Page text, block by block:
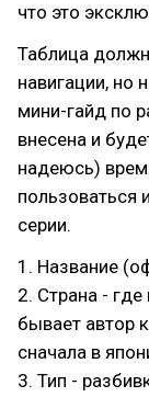
что это
Таблица
навигации, но
мини-гайд по
внесена и
надеюсь)
пользоваться
серии.
1. Название
2. Страна - где
бывает автор
сначала в
3. Тип -